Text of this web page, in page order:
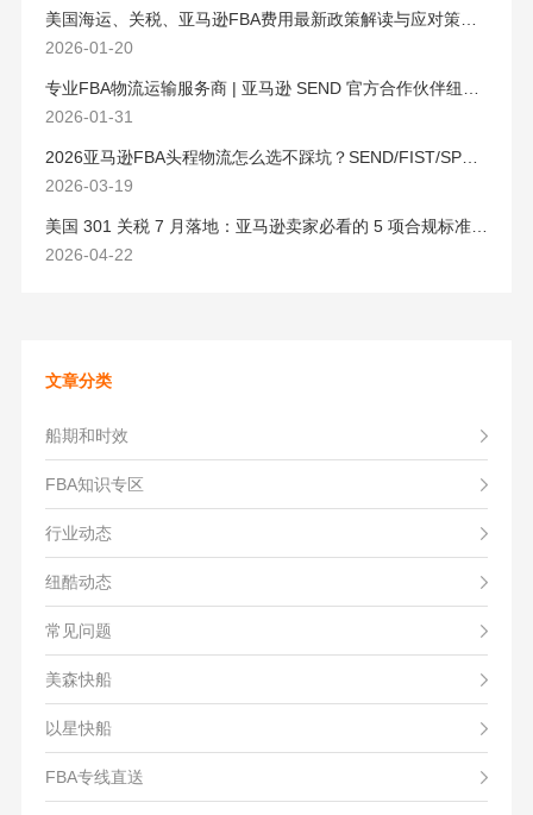
美国海运、关税、亚马逊FBA费用最新政策解读与应对策略（2026版）
2026-01-20
专业FBA物流运输服务商 | 亚马逊 SEND 官方合作伙伴纽酷国际物流
2026-01-31
2026亚马逊FBA头程物流怎么选不踩坑？SEND/FIST/SPN官方认证物流商，只有这家敢承诺“准达率第一”
2026-03-19
美国 301 关税 7 月落地：亚马逊卖家必看的 5 项合规标准与稳交付方案
2026-04-22
文章分类
船期和时效
FBA知识专区
行业动态
纽酷动态
常见问题
美森快船
以星快船
FBA专线直送